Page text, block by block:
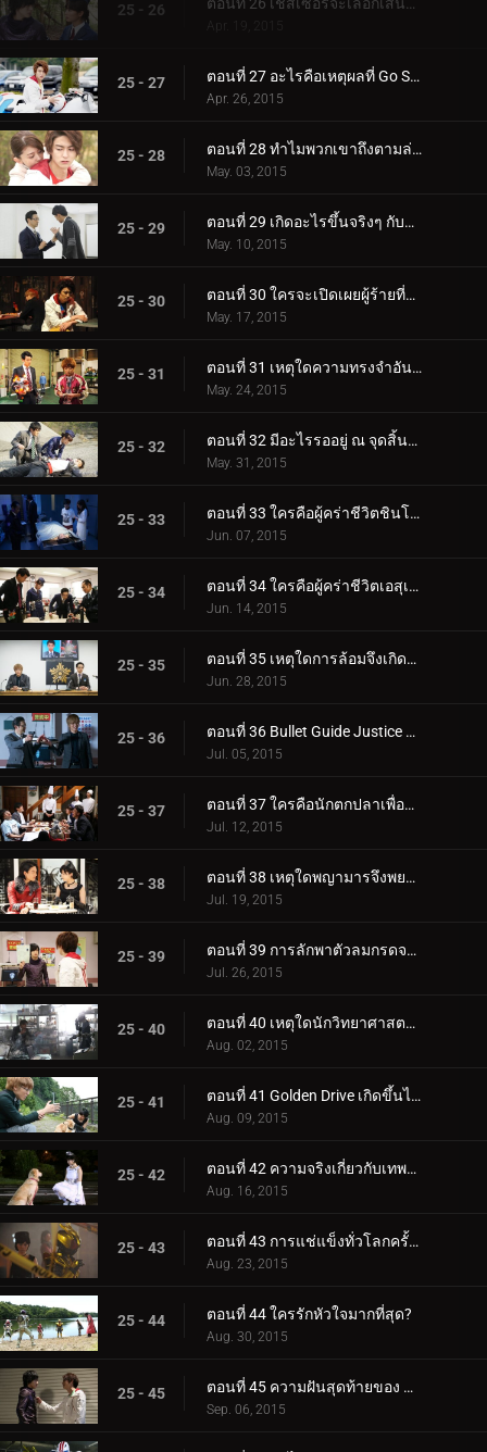
25 - 26
Apr. 19, 2015
25 - 27 ตอนที่ 27 อะไรคือเหตุผลที่ Go Shijima Fights?
Apr. 26, 2015
25 - 28 ตอนที่ 28 ทำไมพวกเขาถึงตามล่าครอบครัวของฉัน?
May. 03, 2015
25 - 29 ตอนที่ 29 เกิดอะไรขึ้นจริงๆ กับการปล้น?
May. 10, 2015
25 - 30 ตอนที่ 30 ใครจะเปิดเผยผู้ร้ายที่แท้จริง?
May. 17, 2015
25 - 31 ตอนที่ 31 เหตุใดความทรงจำอันล้ำค่าจึงหายไป?
May. 24, 2015
25 - 32 ตอนที่ 32 มีอะไรรออยู่ ณ จุดสิ้นสุดของวิวัฒนาการ?
May. 31, 2015
25 - 33 ตอนที่ 33 ใครคือผู้คร่าชีวิตชินโนะสุเกะ โทมาริ?
Jun. 07, 2015
25 - 34 ตอนที่ 34 ใครคือผู้คร่าชีวิตเอสุเกะ โทมาริ?
Jun. 14, 2015
25 - 35 ตอนที่ 35 เหตุใดการล้อมจึงเกิดขึ้น?
Jun. 28, 2015
25 - 36 ตอนที่ 36 Bullet Guide Justice อยู่ที่ไหน?
Jul. 05, 2015
25 - 37 ตอนที่ 37 ใครคือนักตกปลาเพื่อรสชาติที่ดีที่สุด?
Jul. 12, 2015
25 - 38 ตอนที่ 38 เหตุใดพญามารจึงพยายามพัฒนาต่อไป?
Jul. 19, 2015
25 - 39 ตอนที่ 39 การลักพาตัวลมกรดจะเกิดขึ้นเมื่อใด?
Jul. 26, 2015
25 - 40 ตอนที่ 40 เหตุใดนักวิทยาศาสตร์ที่มีพรสวรรค์ทั้งสองจึงปะทะกัน?
Aug. 02, 2015
25 - 41 ตอนที่ 41 Golden Drive เกิดขึ้นได้อย่างไร?
Aug. 09, 2015
25 - 42 ตอนที่ 42 ความจริงเกี่ยวกับเทพธิดาคืออะไร?
Aug. 16, 2015
25 - 43 ตอนที่ 43 การแช่แข็งทั่วโลกครั้งที่สองจะเกิดขึ้นเมื่อใด
Aug. 23, 2015
25 - 44 ตอนที่ 44 ใครรักหัวใจมากที่สุด?
Aug. 30, 2015
25 - 45 ตอนที่ 45 ความฝันสุดท้ายของ Roidmude คืออะไร?
Sep. 06, 2015